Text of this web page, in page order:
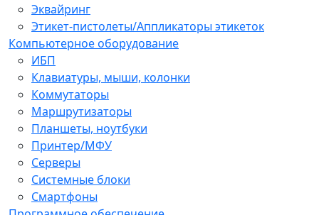
Эквайринг
Этикет-пистолеты/Аппликаторы этикеток
Компьютерное оборудование
ИБП
Клавиатуры, мыши, колонки
Коммутаторы
Маршрутизаторы
Планшеты, ноутбуки
Принтер/МФУ
Серверы
Системные блоки
Смартфоны